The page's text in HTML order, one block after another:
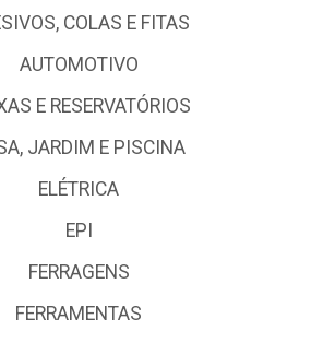
COLAS E FITAS
AUTOMOTIVO
E RESERVATÓRIOS
JARDIM E PISCINA
ELÉTRICA
EPI
FERRAGENS
FERRAMENTAS